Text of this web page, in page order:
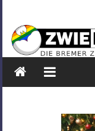
springen
ZWIELICHT
BREMEN
DIE
PSYCHOSOZIALE